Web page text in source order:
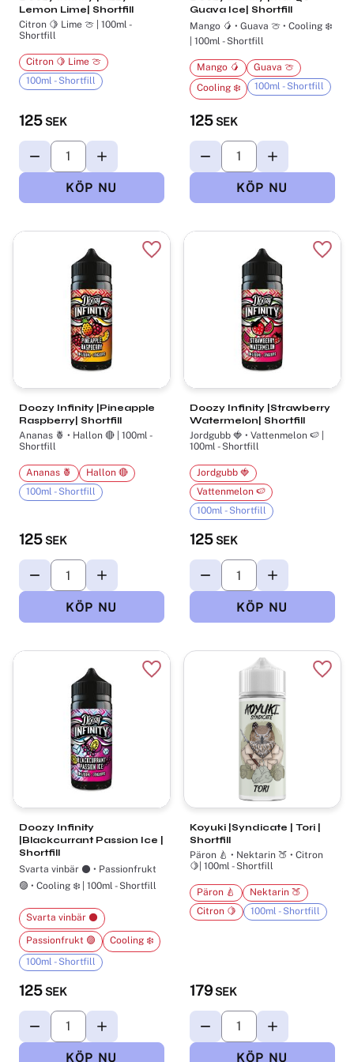
Lemon Lime| Shortfill
Citron 🍋 Lime 🍈 | 100ml -
Shortfill
125 SEK
Citron 🍋 Lime 🍈
100ml - Shortfill
Guava Ice| Shortfill
Mango 🥭 • Guava 🍈 • Cooling ❄️
| 100ml - Shortfill
125 SEK
Mango 🥭
Guava 🍈
Cooling ❄️
100ml - Shortfill
Doozy Infinity |Pineapple
Raspberry| Shortfill
Ananas 🍍 • Hallon 🔴 | 100ml -
Shortfill
125 SEK
Ananas 🍍
Hallon 🔴
100ml - Shortfill
Lägg till i favoriter
Doozy Infinity |Strawberry
Watermelon| Shortfill
Jordgubb 🍓 • Vattenmelon 🍉 |
100ml - Shortfill
125 SEK
Jordgubb 🍓
Vattenmelon 🍉
100ml - Shortfill
Doozy Infinity
|Blackcurrant Passion Ice |
Shortfill
Svarta vinbär ⚫ • Passionfrukt
🟣 • Cooling ❄️ | 100ml - Shortfill
125 SEK
Svarta vinbär ⚫
Passionfrukt 🟣
Cooling ❄️
100ml - Shortfill
Lägg till i favoriter
Koyuki |Syndicate | Tori |
Shortfill
Päron 🍐 • Nektarin 🍑 • Citron
🍋| 100ml - Shortfill
179 SEK
Päron 🍐
Nektarin 🍑
Citron 🍋
100ml - Shortfill